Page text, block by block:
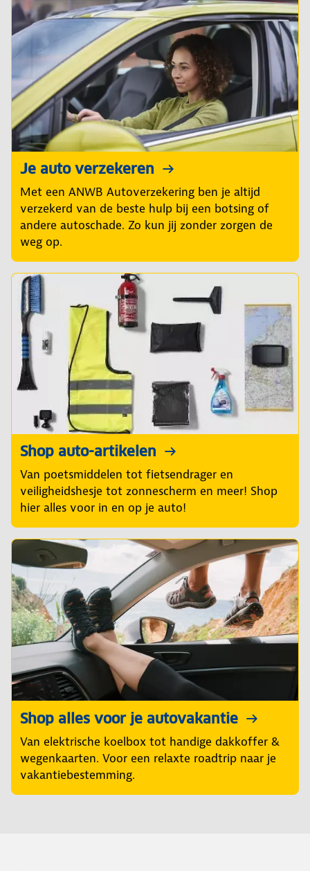
Je auto verzekeren
Met een ANWB Autoverzekering ben je altijd
verzekerd van de beste hulp bij een botsing of
andere autoschade. Zo kun jij zonder zorgen de
weg op.
Shop auto-artikelen
Van poetsmiddelen tot fietsendrager en
veiligheidshesje tot zonnescherm en meer! Shop
hier alles voor in en op je auto!
Shop alles voor je autovakantie
Van elektrische koelbox tot handige dakkoffer &
wegenkaarten. Voor een relaxte roadtrip naar je
vakantiebestemming.